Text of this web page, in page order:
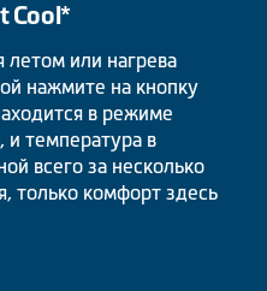
Cool*
или нагрева
нажмите на кнопку
в режиме
и температура в
всего за несколько
только комфорт здесь